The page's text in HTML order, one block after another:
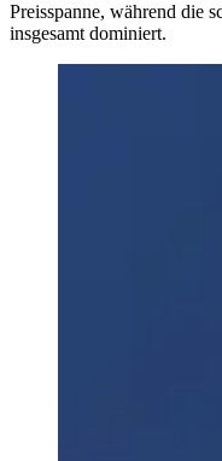
Preisspanne, während die
insgesamt dominiert.